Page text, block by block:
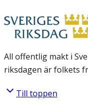
All offentlig makt i
riksdagen är folkets
Till toppen